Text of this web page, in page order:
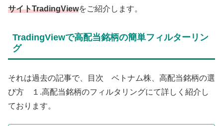
サイトTradingViewをご紹介します。
TradingViewで高配当銘柄の簡単フィルターリン
グ
それは過去の記事で、目次 ベトナム株、高配当銘柄の選
び方 １.高配当銘柄のフィルタリングにて詳しく紹介し
ております。